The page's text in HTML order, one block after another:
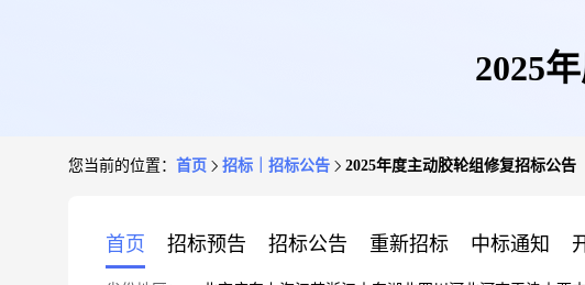
2025
您当前的位置： 首页 招标｜招标公告 2025年度主动胶轮组修复招标公告
首页 招标预告 招标公告 重新招标 中标通知